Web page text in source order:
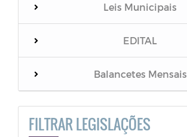
Leis Municipais
EDITAL
Balancetes Mensais
NOTIFICAÇÃO
FILTRAR LEGISLAÇÕES